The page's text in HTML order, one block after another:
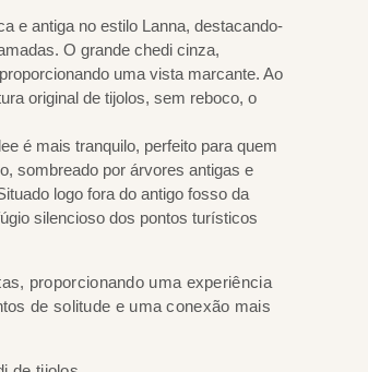
e antiga no estilo Lanna, destacando-
O grande chedi cinza,
uma vista marcante. Ao
original de tijolos, sem reboco, o
é mais tranquilo, perfeito para quem
sombreado por árvores antigas e
logo fora do antigo fosso da
silencioso dos pontos turísticos
proporcionando uma experiência
de solitude e uma conexão mais